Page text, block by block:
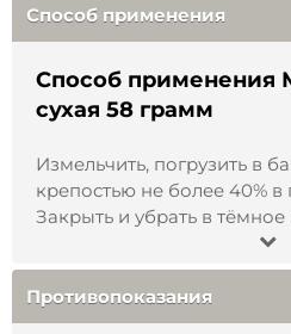
Как мы
желчь
Способ применения
Способ применения
сухая 58 грамм
Измельчить, погрузить в
крепостью не более 40% в
Закрыть и убрать в
30 дней. Пить за 30 минут
чайной ложке 3 раза в
запивать. Наружно
компрессов и примочек.
Противопоказания